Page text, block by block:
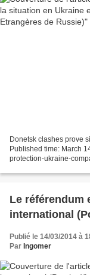
Donetsk clashes prove
Published time: March
protection-ukraine-
Le référendum
international
Publié le 14/03/2014 à
Par Ingomer